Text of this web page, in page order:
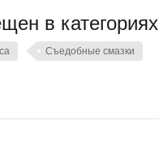
в категориях
Съедобные смазки